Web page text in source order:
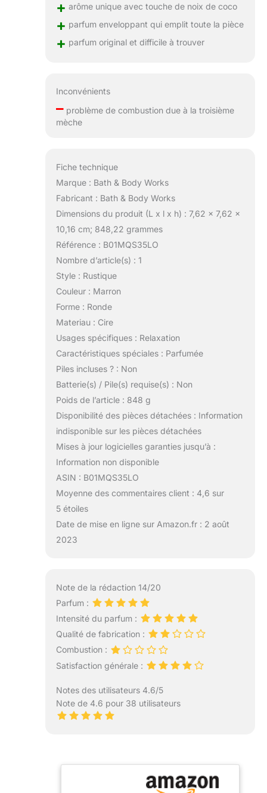
+ arôme unique avec touche de noix de coco
+ parfum enveloppant qui emplit toute la pièce
+ parfum original et difficile à trouver
Inconvénients
–problème de combustion due à la troisième
mèche
Fiche technique
Marque : Bath & Body Works
Fabricant : Bath & Body Works
Dimensions du produit (L x l x h) : 7,62 x 7,62 x
10,16 cm; 848,22 grammes
Référence : B01MQS35LO
Nombre d’article(s) : 1
Style : Rustique
Couleur : Marron
Forme : Ronde
Materiau : Cire
Usages spécifiques : Relaxation
Caractéristiques spéciales : Parfumée
Piles incluses ? : Non
Batterie(s) / Pile(s) requise(s) : Non
Poids de l’article : 848 g
Disponibilité des pièces détachées : Information
indisponible sur les pièces détachées
Mises à jour logicielles garanties jusqu’à :
Information non disponible
ASIN : B01MQS35LO
Moyenne des commentaires client : 4,6 sur
5 étoiles
Date de mise en ligne sur Amazon.fr : 2 août
2023
Note de la rédaction 14/20
Parfum :
Intensité du parfum :
Qualité de fabrication :
Combustion :
Satisfaction générale :
Notes des utilisateurs 4.6/5
Note de 4.6 pour 38 utilisateurs